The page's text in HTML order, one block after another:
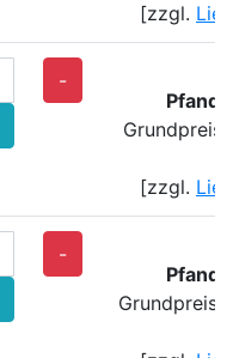
[zzgl.
-
Pfand:
Grundpreis:
[zzgl.
-
Pfand:
Grundpreis: